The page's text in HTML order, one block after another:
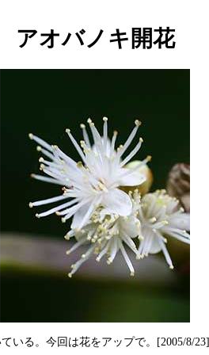
アオバノキ開花
いる。今回は花をアップで。[2005/8/23]